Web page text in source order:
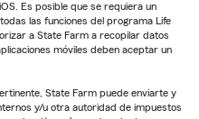
Es posible que se requiera un
las funciones del programa Life
a State Farm a recopilar datos
móviles deben aceptar un
State Farm puede enviarte y
y/u otra autoridad de impuestos